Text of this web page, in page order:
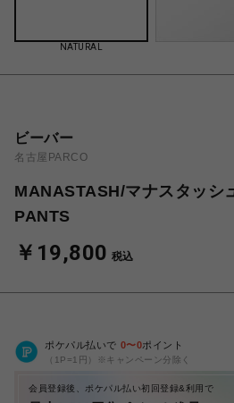
NATURAL
ビーバー
名古屋PARCO
MANASTASH/マナスタッシ
PANTS
￥19,800 税込
ポケパル払いで 0〜0ポイント
（1P=1円）※キャンペーン分除く
会員登録後、ポケパル払い初回登録&利用で